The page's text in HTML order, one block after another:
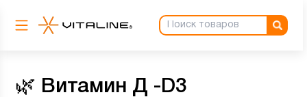
🌿 Витамин Д -D3